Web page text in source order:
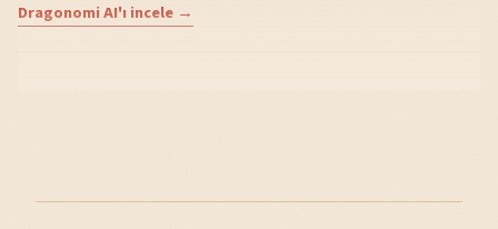
Dragonomi AI'ı incele →